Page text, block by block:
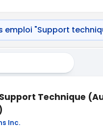
emploi "Support
Technique
Inc.